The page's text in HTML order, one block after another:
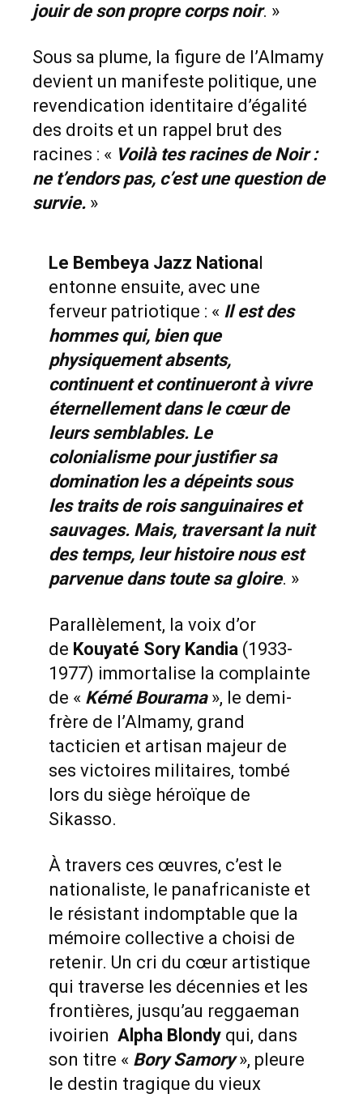
jouir de son propre corps noir. »
Sous sa plume, la figure de l’Almamy
devient un manifeste politique, une
revendication identitaire d’égalité
des droits et un rappel brut des
racines : « Voilà tes racines de Noir :
ne t’endors pas, c’est une question de
survie. »
Le Bembeya Jazz National
entonne ensuite, avec une
ferveur patriotique : « Il est des
hommes qui, bien que
physiquement absents,
continuent et continueront à vivre
éternellement dans le cœur de
leurs semblables. Le
colonialisme pour justifier sa
domination les a dépeints sous
les traits de rois sanguinaires et
sauvages. Mais, traversant la nuit
des temps, leur histoire nous est
parvenue dans toute sa gloire. »
Parallèlement, la voix d’or
de Kouyaté Sory Kandia (1933-
1977) immortalise la complainte
de « Kémé Bourama», le demi-
frère de l’Almamy, grand
tacticien et artisan majeur de
ses victoires militaires, tombé
lors du siège héroïque de
Sikasso.
À travers ces œuvres, c’est le
nationaliste, le panafricaniste et
le résistant indomptable que la
mémoire collective a choisi de
retenir. Un cri du cœur artistique
qui traverse les décennies et les
frontières, jusqu’au reggaeman
ivoirien Alpha Blondy qui, dans
son titre « Bory Samory», pleure
le destin tragique du vieux